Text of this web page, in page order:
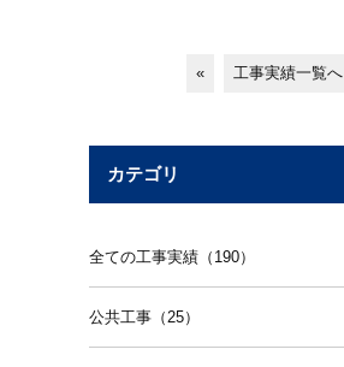
« 工事実績一覧へ
カテゴリ
全ての工事実績（190）
公共工事（25）